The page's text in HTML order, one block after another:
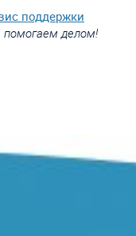
поддержки
помогаем делом!